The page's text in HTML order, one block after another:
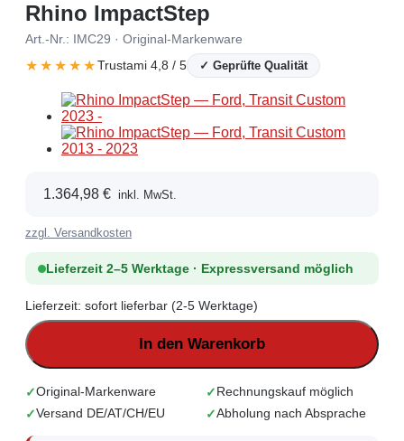
Rhino ImpactStep
Art.-Nr.: IMC29 · Original-Markenware
★★★★★ Trustami 4,8 / 5 ✓ Geprüfte Qualität
1.364,98 € inkl. MwSt.
zzgl. Versandkosten
Lieferzeit 2–5 Werktage · Expressversand möglich
Lieferzeit: sofort lieferbar (2-5 Werktage)
In den Warenkorb
Original-Markenware
Rechnungskauf möglich
Versand DE/AT/CH/EU
Abholung nach Absprache